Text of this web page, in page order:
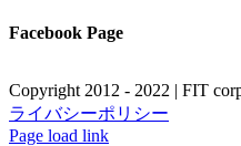
Facebook Page
Copyright 2012 - 2022 | FIT
ライバシーポリシー
Facebook
YouTube
Blogger
電
Page load link